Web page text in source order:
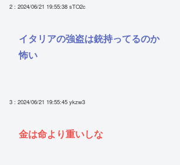
2 : 2024/06/21 19:55:38 sTO2c
イタリアの強盗は銃持ってるのか
怖い
3 : 2024/06/21 19:55:45 ykzw3
金は命より重いしな